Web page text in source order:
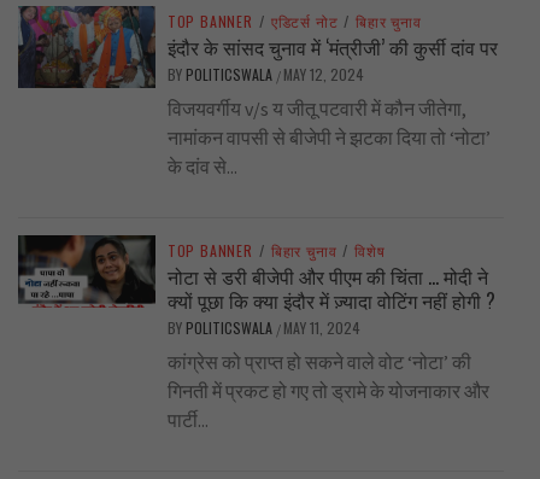
TOP BANNER / एडिटर्स नोट / बिहार चुनाव
इंदौर के सांसद चुनाव में ‘मंत्रीजी’ की कुर्सी दांव पर
BY POLITICSWALA / MAY 12, 2024
विजयवर्गीय v/s य जीतू पटवारी में कौन जीतेगा,
नामांकन वापसी से बीजेपी ने झटका दिया तो ‘नोटा’
के दांव से...
TOP BANNER / बिहार चुनाव / विशेष
नोटा से डरी बीजेपी और पीएम की चिंता … मोदी ने
क्यों पूछा कि क्या इंदौर में ज़्यादा वोटिंग नहीं होगी ?
BY POLITICSWALA / MAY 11, 2024
कांग्रेस को प्राप्त हो सकने वाले वोट ‘नोटा’ की
गिनती में प्रकट हो गए तो ड्रामे के योजनाकार और
पार्टी...